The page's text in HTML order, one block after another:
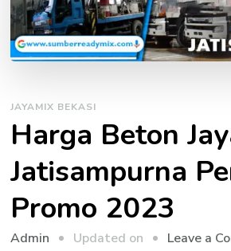
JAYAMIX BEKASI
Harga Beton
Jatisampurna
Promo 2023
Admin Updated on Leave a